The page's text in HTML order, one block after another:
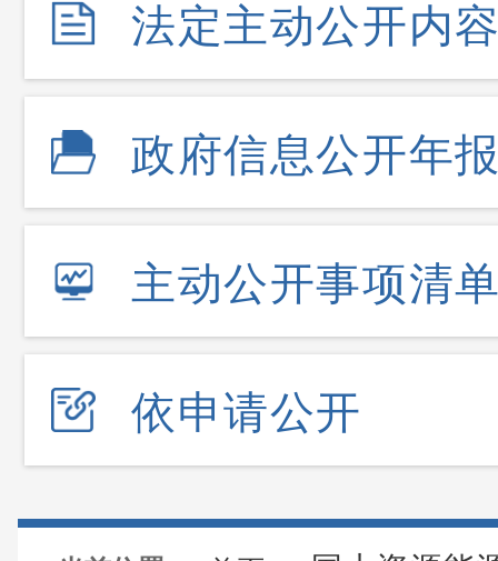
法定主动公开内
政府信息公开年
主动公开事项清
依申请公开